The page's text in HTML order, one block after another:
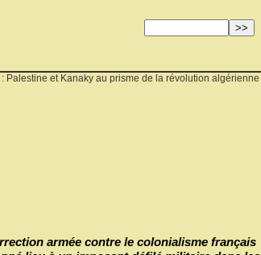
Palestine et Kanaky au prisme de la révolution algérienne
armée contre le colonialisme français